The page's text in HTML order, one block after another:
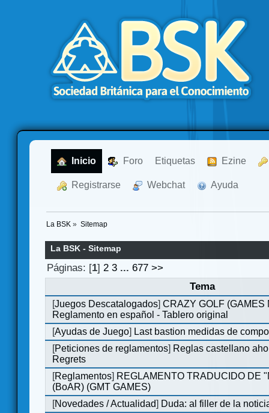
Inicio Foro Etiquetas Ezine
Registrarse Webchat Ayuda
La BSK » Sitemap
La BSK - Sitemap
Páginas: [1]2 3 ...677 >>
Tema
[Juegos Descatalogados]CRAZY GOLF (GAMES
Reglamento en español - Tablero original
[Ayudas de Juego] Last bastion medidas de
[Peticiones de reglamentos] Reglas castellano
Regrets
[Reglamentos] REGLAMENTO TRADUCIDO DE
(BoAR) (GMT GAMES)
[Novedades / Actualidad] Duda: al filler de la